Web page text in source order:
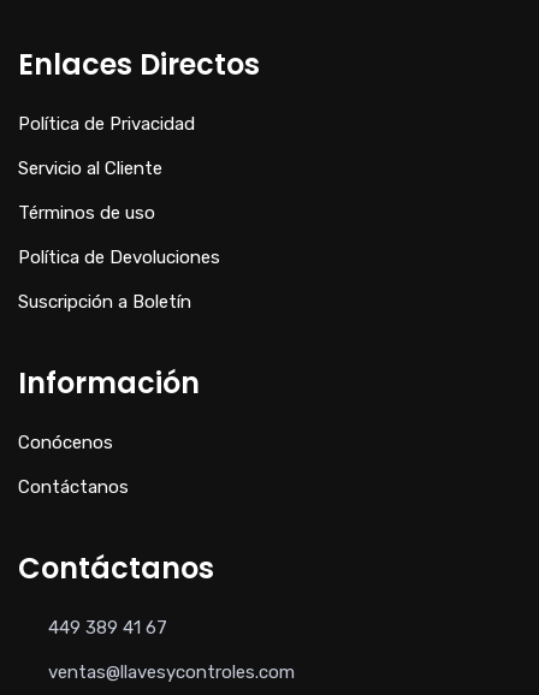
Enlaces Directos
Política de Privacidad
Servicio al Cliente
Términos de uso
Política de Devoluciones
Suscripción a Boletín
Información
Conócenos
Contáctanos
Contáctanos
449 389 41 67
ventas@llavesycontroles.com